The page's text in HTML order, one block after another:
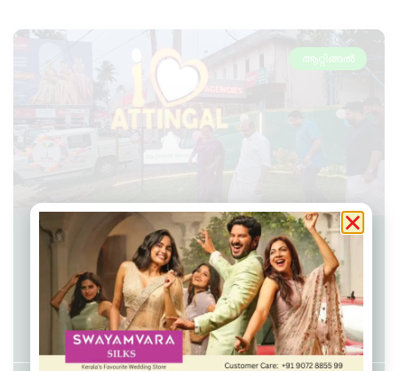
ആറ്റിങ്ങൽ
“വേസ്റ്റ് ടു ആർട്ട് പാർക്ക്”
ആറ്റിങ്ങലിൽ പാഴ് വസ്തുക്കൾ
കൊണ്ടൊരു പാർക്ക് നിർമ്മിച്ച്
നഗരസഭ